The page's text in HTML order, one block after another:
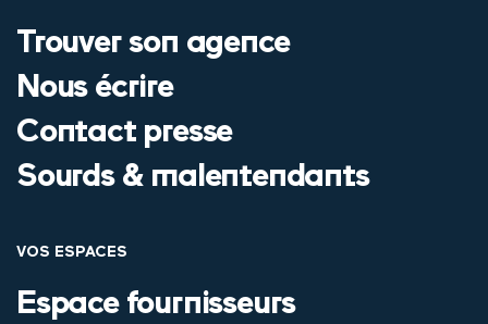
Trouver son agence
Nous écrire
Contact presse
Sourds & malentendants
VOS ESPACES
Espace fournisseurs